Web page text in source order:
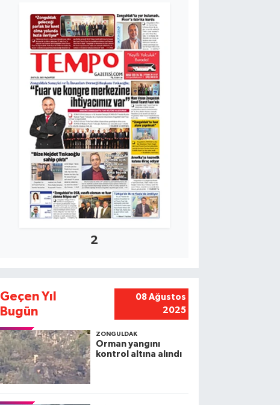
2
Geçen Yıl
Bugün
08 Ağustos
2025
ZONGULDAK
Orman yangını
kontrol altına alındı